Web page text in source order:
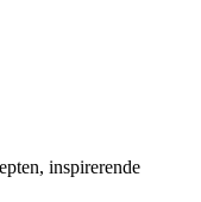
inspirerende